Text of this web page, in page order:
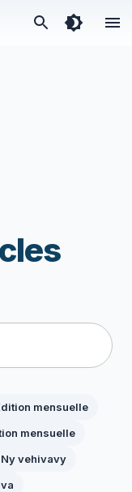
mensuelle
mensuelle
Ny vehivavy